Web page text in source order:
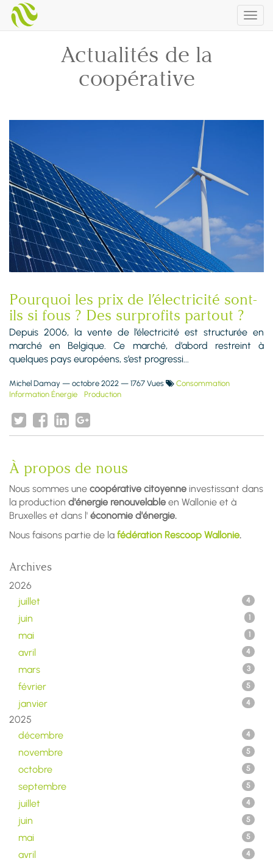
Actualités de la
coopérative
Pourquoi les prix de l’électricité sont-
ils si fous ? Des surprofits partout ?
Depuis 2006, la vente de l’électricité est structurée en
marché en Belgique. Ce marché, d’abord restreint à
quelques pays européens, s’est progressi...
Michel Damay — octobre 2022 — 1767 Vues
Consommation
Information Énergie
Production
À propos de nous
Nous sommes une coopérative citoyenne investissant dans
la production d'énergie renouvelable en Wallonie et à
Bruxelles et dans l' économie d'énergie.
Nous faisons partie de la fédération Rescoop Wallonie.
Archives
2026
juillet
4
juin 1
mai 1
avril 4
mars 3
février 5
janvier 4
2025
décembre
4
novembre 5
octobre 5
septembre 5
juillet 4
juin 5
mai 5
avril 4